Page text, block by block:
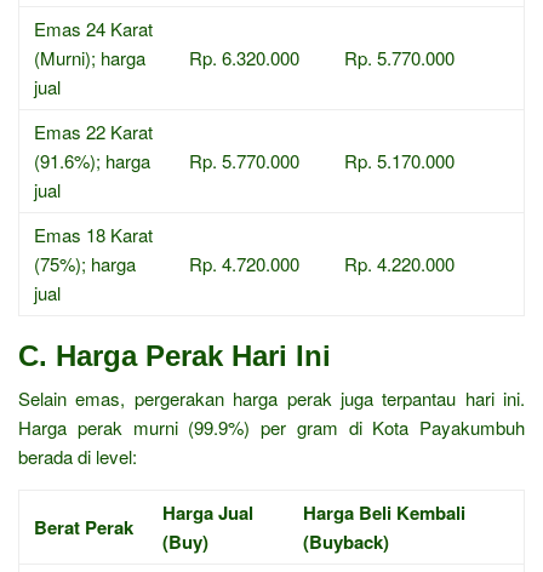
Emas 24 Karat
(Murni); harga
jual
Rp. 6.320.000 Rp. 5.770.000
Emas 22 Karat
(91.6%); harga
jual
Rp. 5.770.000 Rp. 5.170.000
Emas 18 Karat
(75%); harga
jual
Rp. 4.720.000 Rp. 4.220.000
C. Harga Perak Hari Ini
Selain emas, pergerakan harga perak juga terpantau hari ini.
Harga perak murni (99.9%) per gram di Kota Payakumbuh
berada di level:
Berat Perak
Harga Jual
(Buy)
Harga Beli Kembali
(Buyback)